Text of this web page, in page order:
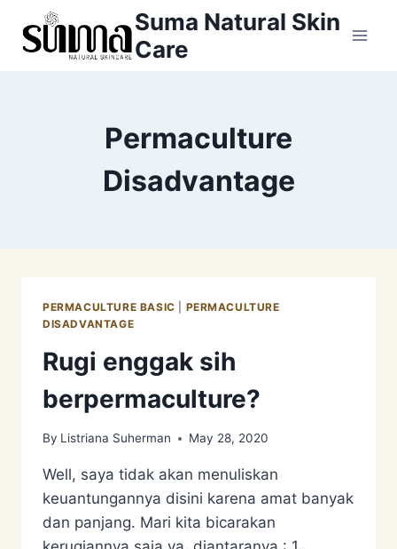
Suma Natural Skin
Care
Permaculture
Disadvantage
PERMACULTURE BASIC
PERMACULTURE
DISADVANTAGE
Rugi enggak sih
berpermaculture?
By Listriana Suherman May 28, 2020
Well, saya tidak akan menuliskan
keuantungannya disini karena amat banyak
dan panjang. Mari kita bicarakan